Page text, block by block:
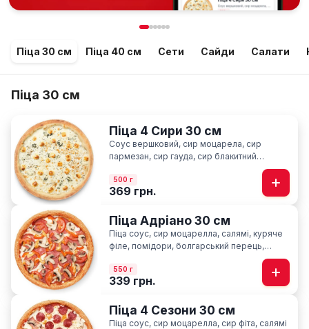
Піца 30 см Піца 40 см Сети Сайди Салати
Піца 30 см
Піца 4 Сири 30 см
Соус вершковий, сир моцарела, сир
пармезан, сир гауда, сир блакитний
500 г
369 грн.
Піца Адріано 30 см
Піца соус, сир моцарелла, салямі, куряче
філе, помідори, болгарський перець,
550 г
339 грн.
Піца 4 Сезони 30 см
Піца соус, сир моцарелла, cир фіта, салямі